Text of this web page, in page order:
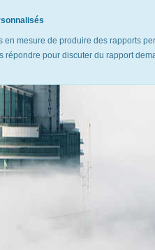
en mesure de produire des rapports
répondre pour discuter du rapport